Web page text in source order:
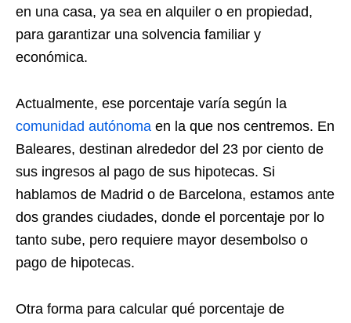
en una casa, ya sea en alquiler o en propiedad,
para garantizar una solvencia familiar y
económica.
Actualmente, ese porcentaje varía según la
comunidad autónoma en la que nos centremos. En
Baleares, destinan alrededor del 23 por ciento de
sus ingresos al pago de sus hipotecas. Si
hablamos de Madrid o de Barcelona, estamos ante
dos grandes ciudades, donde el porcentaje por lo
tanto sube, pero requiere mayor desembolso o
pago de hipotecas.
Otra forma para calcular qué porcentaje de